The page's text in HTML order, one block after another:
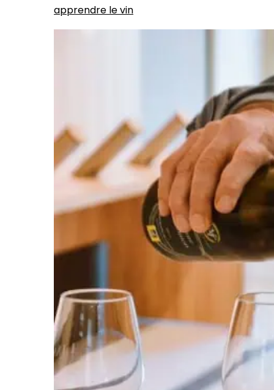
apprendre le vin